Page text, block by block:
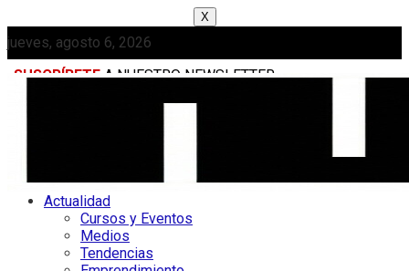
X
jueves, agosto 6, 2026
SUSCRÍBETE A NUESTRO NEWSLETTER
Actualidad
Cursos y Eventos
Medios
Tendencias